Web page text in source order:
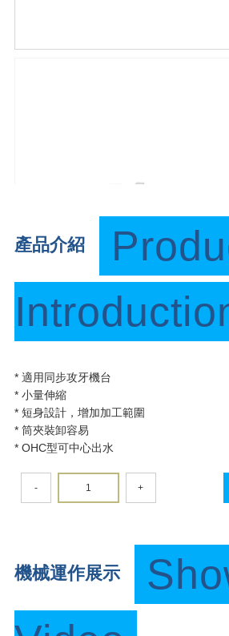
產品介紹
* 適用同步攻牙機台
* 小量伸縮
* 短身設計，增加加工範圍
* 筒夾裝卸容易
* OHC型可中心出水
- +
機械運作展示